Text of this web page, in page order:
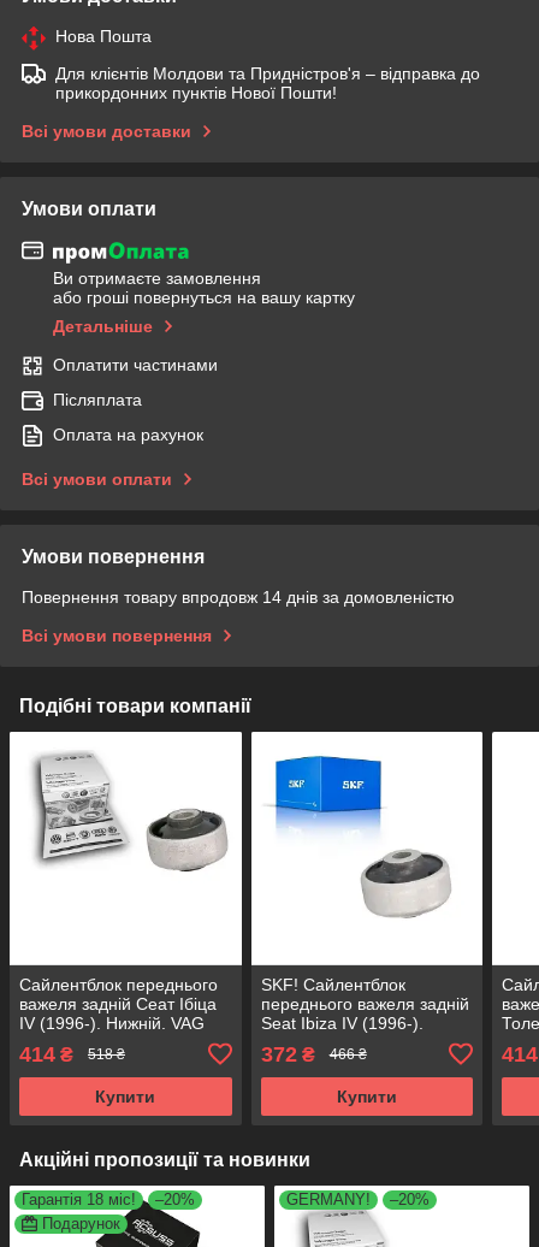
Нова Пошта
Для клієнтів Молдови та Придністров'я – відправка до
прикордонних пунктів Нової Пошти!
Всі умови доставки
Умови оплати
Ви отримаєте замовлення
або гроші повернуться на вашу картку
Детальніше
Оплатити частинами
Післяплата
Оплата на рахунок
Всі умови оплати
Умови повернення
Повернення товару впродовж 14 днів за домовленістю
Всі умови повернення
Подібні товари компанії
Сайлентблок переднього
важеля задній Сеат Ібіца
IV (1996-). Нижній. VAG
JBU129 , VKDS331001
414 ₴ 518 ₴
Купити
SKF! Сайлентблок
переднього важеля задній
Seat Ibiza IV (1996-).
Нижній. Німеччина! 21113
, JBU129 , VKDS331001
372₴ 466 ₴
Купити
414
Акційні пропозиції та новинки
Гарантія 18 міс!
–20%
Подарунок
GERMANY! –20%